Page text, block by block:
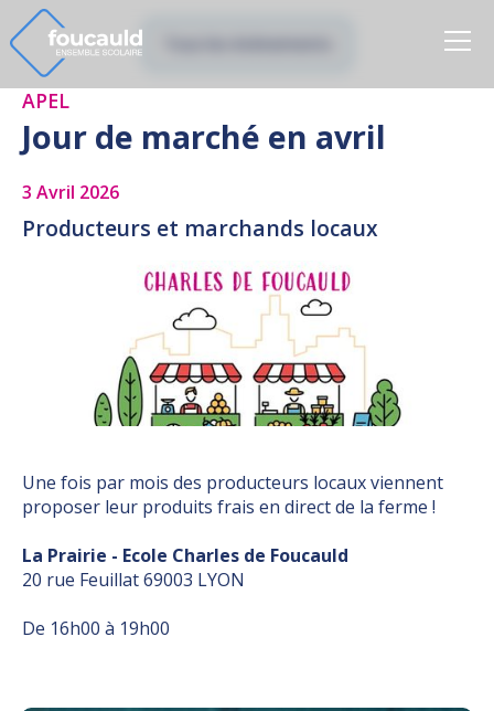
APEL
Jour de marché en avril
3 Avril 2026
Producteurs et marchands locaux
Une fois par mois des producteurs locaux viennent
proposer leur produits frais en direct de la ferme !
La Prairie - Ecole Charles de Foucauld
20 rue Feuillat 69003 LYON
De 16h00 à 19h00